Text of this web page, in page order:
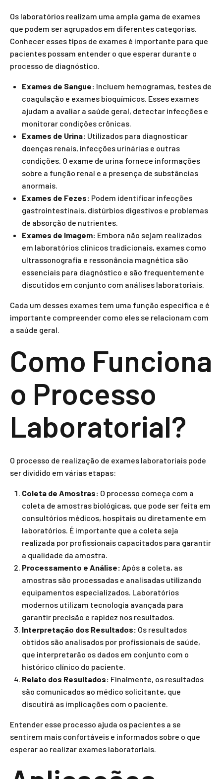
Os laboratórios realizam uma ampla gama de exames
que podem ser agrupados em diferentes categorias.
Conhecer esses tipos de exames é importante para que
pacientes possam entender o que esperar durante o
processo de diagnóstico.
Exames de Sangue: Incluem hemogramas, testes de
coagulação e exames bioquímicos. Esses exames
ajudam a avaliar a saúde geral, detectar infecções e
monitorar condições crônicas.
Exames de Urina: Utilizados para diagnosticar
doenças renais, infecções urinárias e outras
condições. O exame de urina fornece informações
sobre a função renal e a presença de substâncias
anormais.
Exames de Fezes: Podem identificar infecções
gastrointestinais, distúrbios digestivos e problemas
de absorção de nutrientes.
Exames de Imagem: Embora não sejam realizados
em laboratórios clínicos tradicionais, exames como
ultrassonografia e ressonância magnética são
essenciais para diagnóstico e são frequentemente
discutidos em conjunto com análises laboratoriais.
Cada um desses exames tem uma função específica e é
importante compreender como eles se relacionam com
a saúde geral.
Como Funciona
o Processo
Laboratorial?
O processo de realização de exames laboratoriais pode
ser dividido em várias etapas:
Coleta de Amostras: O processo começa com a
coleta de amostras biológicas, que pode ser feita em
consultórios médicos, hospitais ou diretamente em
laboratórios. É importante que a coleta seja
realizada por profissionais capacitados para garantir
a qualidade da amostra.
Processamento e Análise: Após a coleta, as
amostras são processadas e analisadas utilizando
equipamentos especializados. Laboratórios
modernos utilizam tecnologia avançada para
garantir precisão e rapidez nos resultados.
Interpretação dos Resultados: Os resultados
obtidos são analisados por profissionais de saúde,
que interpretarão os dados em conjunto com o
histórico clínico do paciente.
Relato dos Resultados: Finalmente, os resultados
são comunicados ao médico solicitante, que
discutirá as implicações com o paciente.
Entender esse processo ajuda os pacientes a se
sentirem mais confortáveis e informados sobre o que
esperar ao realizar exames laboratoriais.